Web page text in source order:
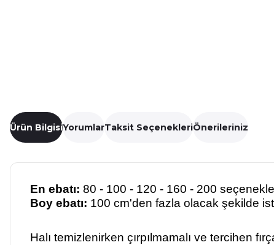
Ürün BilgisiYorumlarTaksit SeçenekleriÖnerileriniz
En ebatı: 80 - 100 - 120 - 160 - 200
Boy ebatı: 100 cm'den fazla olacak şekilde
Halı temizlenirken çırpılmamalı ve tercihen